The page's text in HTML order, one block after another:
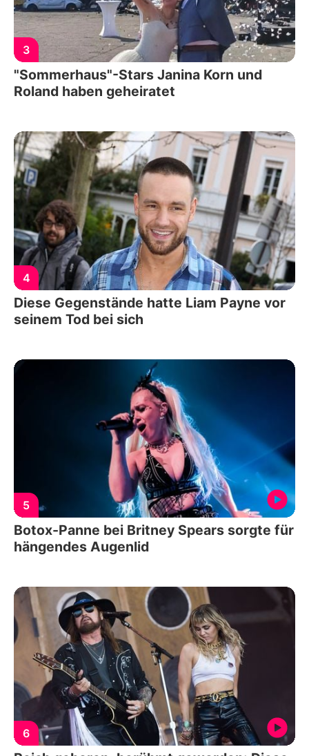
3
"Sommerhaus"-Stars Janina Korn und
Roland haben geheiratet
4
Diese Gegenstände hatte Liam Payne vor
seinem Tod bei sich
5
Botox-Panne bei Britney Spears sorgte für
hängendes Augenlid
6